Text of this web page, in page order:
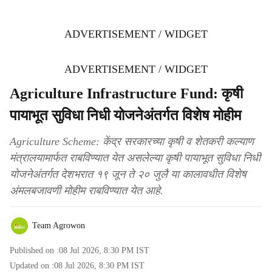
ADVERTISEMENT / WIDGET
ADVERTISEMENT / WIDGET
Agriculture Infrastructure Fund: कृषी
पायाभूत सुविधा निधी योजनेअंतर्गत विशेष मोहीम
Agriculture Scheme: केंद्र सरकारच्या कृषी व शेतकरी कल्याण
मंत्रालयामार्फत राबविण्यात येत असलेल्या कृषी पायाभूत सुविधा निधी
योजनेअंतर्गत देशभरात १९ जून ते २० जुलै या कालावधीत विशेष
अंमलबजावणी मोहीम राबविण्यात येत आहे.
Team Agrowon
Published on :08 Jul 2026, 8:30 PM IST
Updated on :08 Jul 2026, 8:30 PM IST